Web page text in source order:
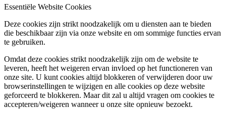
Essentiële Website Cookies
Deze cookies zijn strikt noodzakelijk om u diensten aan te bieden
die beschikbaar zijn via onze website en om sommige functies ervan
te gebruiken.
Omdat deze cookies strikt noodzakelijk zijn om de website te
leveren, heeft het weigeren ervan invloed op het functioneren van
onze site. U kunt cookies altijd blokkeren of verwijderen door uw
browserinstellingen te wijzigen en alle cookies op deze website
geforceerd te blokkeren. Maar dit zal u altijd vragen om cookies te
accepteren/weigeren wanneer u onze site opnieuw bezoekt.